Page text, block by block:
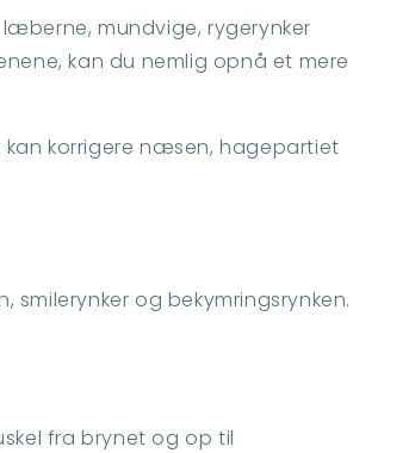
mundvige, rygerynker
kan du nemlig opnå et mere
korrigere næsen, hagepartiet
smilerynker og bekymringsrynken.
fra brynet og op til